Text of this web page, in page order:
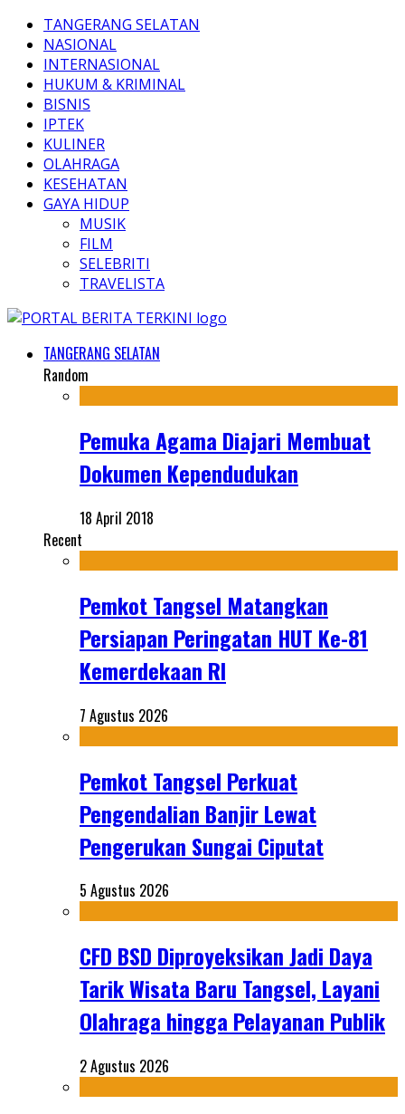
TANGERANG SELATAN
NASIONAL
INTERNASIONAL
HUKUM & KRIMINAL
BISNIS
IPTEK
KULINER
OLAHRAGA
KESEHATAN
GAYA HIDUP
MUSIK
FILM
SELEBRITI
TRAVELISTA
TANGERANG SELATAN
Random
Pemuka Agama Diajari Membuat
Dokumen Kependudukan
18 April 2018
Recent
Pemkot Tangsel Matangkan
Persiapan Peringatan HUT Ke-81
Kemerdekaan RI
7 Agustus 2026
Pemkot Tangsel Perkuat
Pengendalian Banjir Lewat
Pengerukan Sungai Ciputat
5 Agustus 2026
CFD BSD Diproyeksikan Jadi Daya
Tarik Wisata Baru Tangsel, Layani
Olahraga hingga Pelayanan Publik
2 Agustus 2026